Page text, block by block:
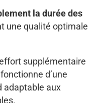
la durée des
une qualité optimale
supplémentaire
d’une
adaptable aux